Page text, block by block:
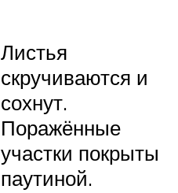
Листья
скручиваются и
сохнут.
Поражённые
участки покрыты
паутиной.